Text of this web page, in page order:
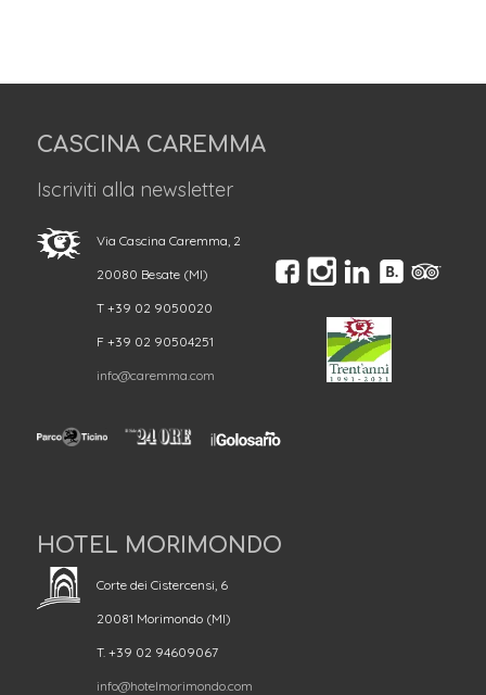
CASCINA CAREMMA
Iscriviti alla newsletter
Via Cascina Caremma, 2
20080 Besate (MI)
T +39 02 9050020
F +39 02 90504251
info@caremma.com
HOTEL MORIMONDO
Corte dei Cistercensi, 6
20081 Morimondo (MI)
T. +39 02 94609067
info@hotelmorimondo.com